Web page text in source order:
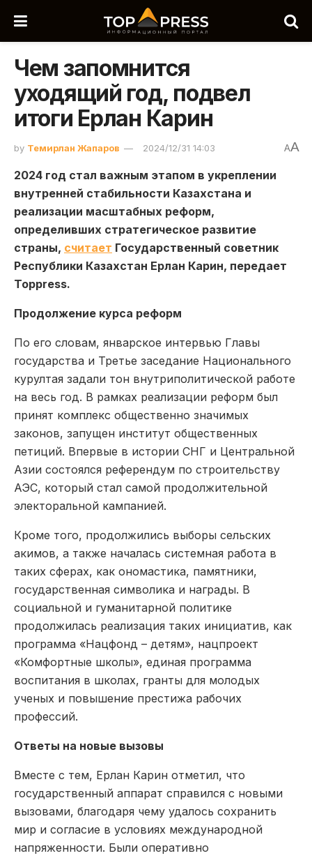
Чем запомнится
уходящий год, подвел
итоги Ерлан Карин
by Темирлан Жапаров 2024/12/31 14:03 AA
2024 год стал важным этапом в укреплении
внутренней стабильности Казахстана и
реализации масштабных реформ,
определивших стратегическое развитие
страны, считает Государственный советник
Республики Казахстан Ерлан Карин, передает
Toppress.
Продолжение курса реформ
По его словам, январское интервью Главы
государства и Третье заседание Национального
курултая задали тон внутриполитической работе
на весь год. В рамках реализации реформ был
принят комплекс общественно значимых
законов, запущен институт общественных
петиций. Впервые в истории СНГ и Центральной
Азии состоялся референдум по строительству
АЭС, который стал самой продолжительной
электоральной кампанией.
Кроме того, продолжились выборы сельских
акимов, а также началась системная работа в
таких сферах, как ономастика, памятники,
государственная символика и награды. В
социальной и гуманитарной политике
продолжилась реализация таких инициатив, как
программа «Нацфонд – детям», нацпроект
«Комфортные школы», единая программа
воспитания в школах, гранты для молодых
ученых и повышение престижа рабочих
профессий.
Ответы на новые вызовы
Вместе с тем, Ерлан Карин отметил, что
государственный аппарат справился с новыми
вызовами, благодаря чему удалось сохранить
мир и согласие в условиях международной
напряженности. Были оперативно